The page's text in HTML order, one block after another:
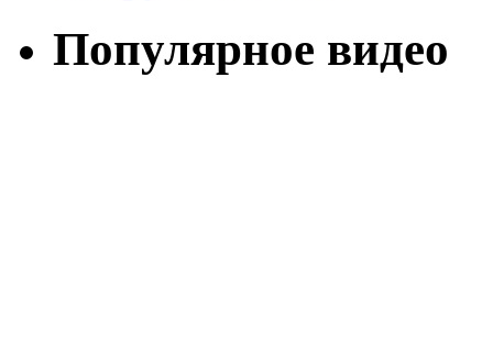
Популярное видео